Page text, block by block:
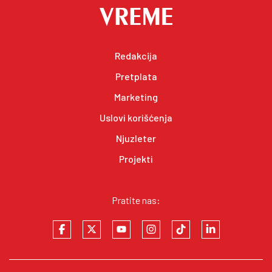
Redakcija
Pretplata
Marketing
Uslovi korišćenja
Njuzleter
Projekti
Pratite nas: